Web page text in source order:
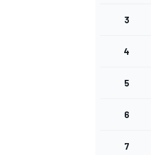
3
4
5
6
7